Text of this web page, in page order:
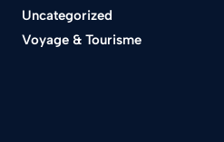
Uncategorized
Voyage & Tourisme